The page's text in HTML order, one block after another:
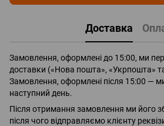
Доставка
Замовлення, оформлені до 15:00, ми
доставки («Нова пошта», «Укрпошта»
Замовлення, оформлені після 15:00 —
наступний день.
Після отримання замовлення ми його
після чого відправляємо клієнту